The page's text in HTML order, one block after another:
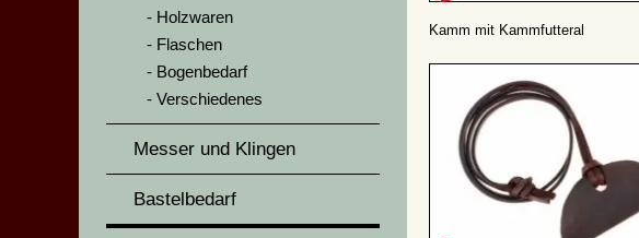
Holzwaren
Flaschen
Bogenbedarf
Verschiedenes
Messer und Klingen
Bastelbedarf
Kamm mit Kammfutteral